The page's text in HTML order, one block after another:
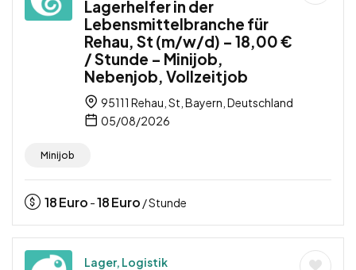
Lagerhelfer in der
Lebensmittelbranche für
Rehau, St (m/w/d) – 18,00 €
/ Stunde – Minijob,
Nebenjob, Vollzeitjob
95111 Rehau, St, Bayern, Deutschland
05/08/2026
Minijob
18Euro -18Euro / Stunde
Lager, Logistik